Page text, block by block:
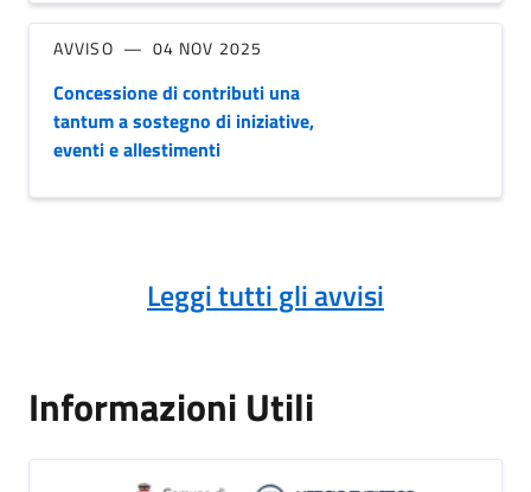
AVVISO 04 NOV 2025
Concessione di contributi una
tantum a sostegno di iniziative,
eventi e allestimenti
Leggi tutti gli avvisi
Informazioni Utili